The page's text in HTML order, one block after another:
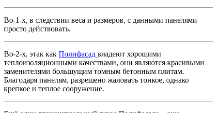
Во-1-х, в следствии веса и размеров, с данными панелями
просто действовать.
Во-2-х, этак как Полифасад владеют хорошими
теплоизоляционными качествами, они являются красивыми
заменителями большущим томным бетонным плитам.
Благодаря панелям, разрешено жаловать тонкое, однако
крепкое и теплое сооружение.